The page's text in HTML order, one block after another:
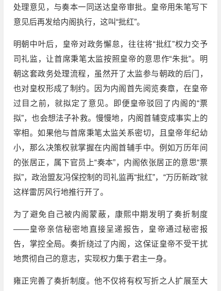
处理意见，与奏本一同送达皇帝审批。皇帝用朱笔写下
意见后再发给内阁执行，这叫“批红”。
明朝中叶后，皇帝对政务懈怠，往往将“批红”权力交予
司礼监，让首席秉笔太监按照皇帝的意思作“朱批”。明
朝这套政务处理流程，虽然开了太监参与朝政的后门，
也对皇权形成了制约。因为内阁首先阅览奏章，在皇帝
过目之前，就拟定了意见。即便皇帝驳回了内阁的“票
拟”，也会想法子补救。慢慢地，内阁首辅变成事实上的
宰相。如果他与首席秉笔太监关系密切，且皇帝年纪幼
小，那么决策权就掌握在内阁首辅手中。例如万历年间
的张居正，属下官员上“奏本”，内阁依张居正的意思“票
拟”，政治盟友冯保控制的司礼监再“批红”，“万历新政”就
这样雷厉风行地推行开了。
为了避免自己被内阁蒙蔽，康熙中期发明了奏折制度
——皇帝亲信秘密地直接呈递报告，皇帝通过秘密报
告，掌控全局。奏折绕过了内阁，这保证皇帝不受干扰
地贯彻自己的意志，实现权力集于君主一身。
雍正完善了奏折制度。他不仅将有权写折之人扩展至大